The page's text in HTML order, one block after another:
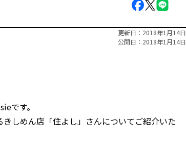
更新日
2018年1月14日
公開日
2018年1月14日
です。
しめん店「住よし」さんについてご紹介いた